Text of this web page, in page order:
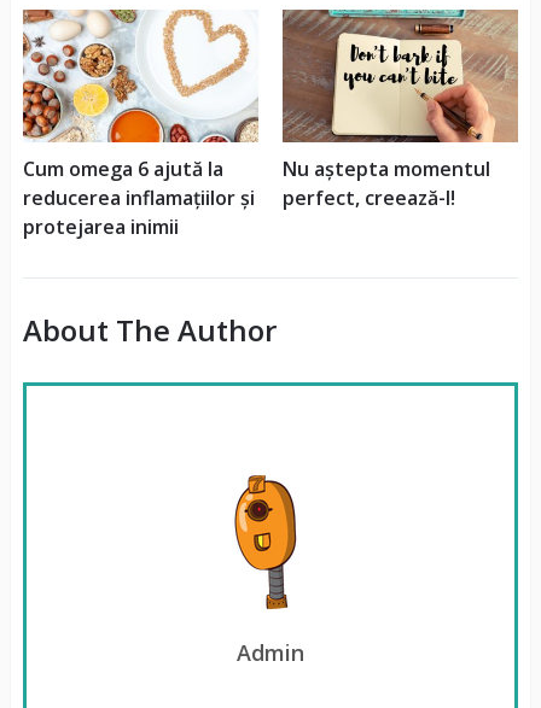
Cum omega 6 ajută la
reducerea inflamațiilor și
protejarea inimii
Nu aștepta momentul
perfect, creează-l!
About The Author
Admin